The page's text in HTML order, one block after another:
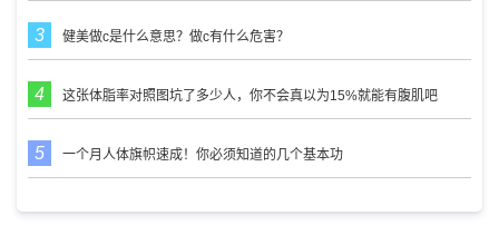
健美做c是什么意思？做c有什么危害？
这张体脂率对照图坑了多少人，你不会真以为15%就能有腹肌吧
一个月人体旗帜速成！你必须知道的几个基本功